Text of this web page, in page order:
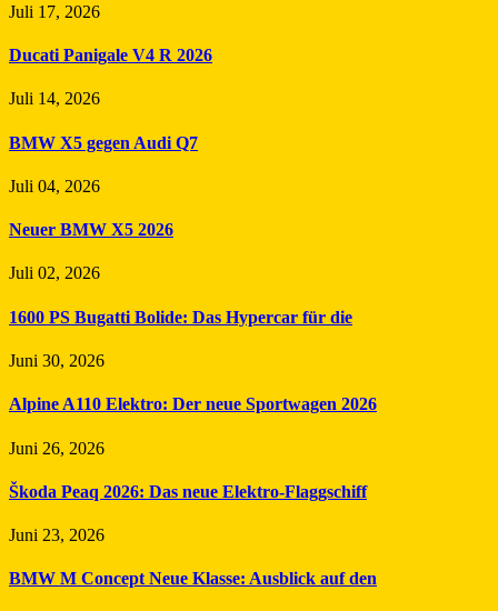
Juli 17, 2026
Ducati Panigale V4 R 2026
Juli 14, 2026
BMW X5 gegen Audi Q7
Juli 04, 2026
Neuer BMW X5 2026
Juli 02, 2026
1600 PS Bugatti Bolide: Das Hypercar für die
Juni 30, 2026
Alpine A110 Elektro: Der neue Sportwagen 2026
Juni 26, 2026
Škoda Peaq 2026: Das neue Elektro-Flaggschiff
Juni 23, 2026
BMW M Concept Neue Klasse: Ausblick auf den